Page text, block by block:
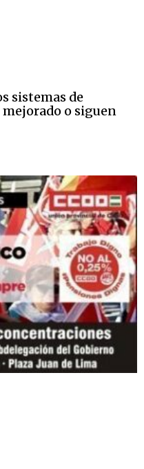
sistemas de
o siguen